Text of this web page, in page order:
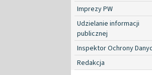
Imprezy PW
Udzielanie informacji
publicznej
Inspektor Ochrony
Redakcja